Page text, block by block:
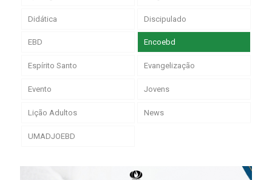
Didática Discipulado
EBD Encoebd
Espírito Santo Evangelização
Evento Jovens
Lição Adultos News
UMADJOEBD